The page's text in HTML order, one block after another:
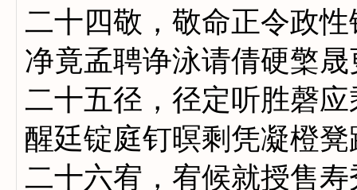
二十四敬，敬命正令政
净竟孟聘诤泳请倩硬檠
二十五径，径定听胜磬
醒廷锭庭钉暝剩凭凝橙凳
二十六宥，宥候就授售